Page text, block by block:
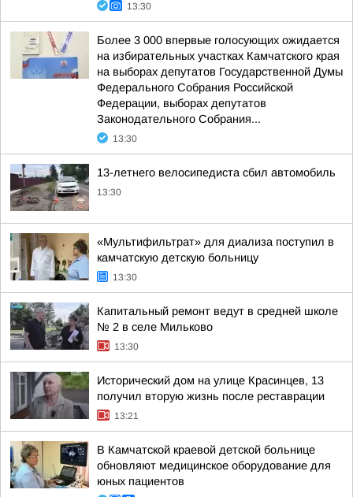
13:30
Более 3 000 впервые голосующих ожидается
на избирательных участках Камчатского края
на выборах депутатов Государственной Думы
Федерального Собрания Российской
Федерации, выборах депутатов
Законодательного Собрания...
13:30
13-летнего велосипедиста сбил автомобиль
13:30
«Мультифильтрат» для диализа поступил в
камчатскую детскую больницу
13:30
Капитальный ремонт ведут в средней школе
№ 2 в селе Мильково
13:30
Исторический дом на улице Красинцев, 13
получил вторую жизнь после реставрации
13:21
В Камчатской краевой детской больнице
обновляют медицинское оборудование для
юных пациентов